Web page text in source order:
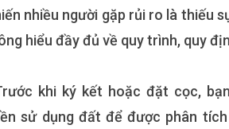
nhiều người gặp rủi ro là thiếu
hiểu đầy đủ về quy trình, quy
khi ký kết hoặc đặt cọc,
sử dụng đất để được phân